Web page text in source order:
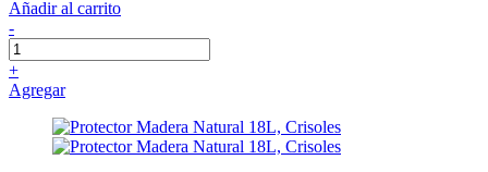
Añadir al carrito
-
+
Agregar